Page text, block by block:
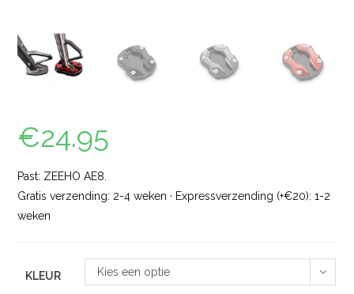
€24.95
Past: ZEEHO AE8.
Gratis verzending: 2-4 weken · Expressverzending (+€20): 1-2
weken
KLEUR Kies een optie